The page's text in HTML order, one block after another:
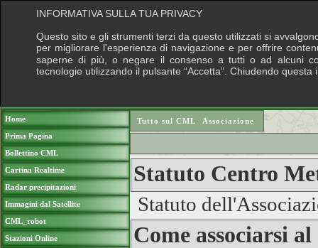
Home
Prima Pagina
Bollettino CML
Cartina Realtime
Radar precipitazioni
Immagini dal Satellite
CML_robot
Stazioni Online
Tutto sul CML› Associazione
Statuto Centro
Statuto
Come associarsi
INFORMATIVA SULLA TUA PRIVACY
Questo sito e gli strumenti terzi da questo utilizzati si
per migliorare l'esperienza di navigazione e per offrire
saperne di più, o negare il consenso a tutti o ad alcuni
tecnologie utilizzando il pulsante “Accetta”. Chiudendo